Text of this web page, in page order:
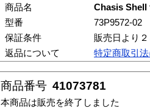
商品名
Chasis Shell
型番
73P9572-02
保証条件
販売日より
返品について
特定商取引
商品番号 41073781
本商品は販売を終了しました